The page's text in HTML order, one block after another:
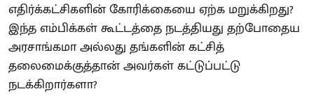
எதிர்க்கட்சிகளின் கோரிக்கையை ஏற்க மறுக்கிறது?
இந்த எம்பிக்கள் கூட்டத்தை நடத்தியது தற்போதைய
அரசாங்கமா அல்லது தங்களின் கட்சித்
தலைமைக்குத்தான் அவர்கள் கட்டுப்பட்டு
நடக்கிறார்களா?